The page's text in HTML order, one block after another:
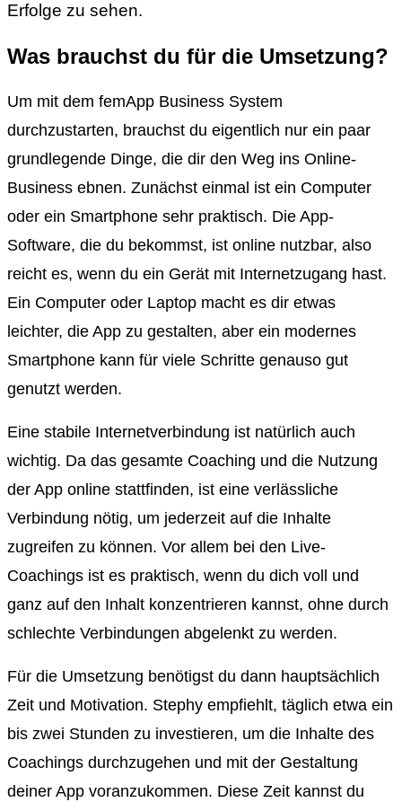
Erfolge zu sehen.
Was brauchst du für die Umsetzung?
Um mit dem femApp Business System
durchzustarten, brauchst du eigentlich nur ein paar
grundlegende Dinge, die dir den Weg ins Online-
Business ebnen. Zunächst einmal ist ein Computer
oder ein Smartphone sehr praktisch. Die App-
Software, die du bekommst, ist online nutzbar, also
reicht es, wenn du ein Gerät mit Internetzugang hast.
Ein Computer oder Laptop macht es dir etwas
leichter, die App zu gestalten, aber ein modernes
Smartphone kann für viele Schritte genauso gut
genutzt werden.
Eine stabile Internetverbindung ist natürlich auch
wichtig. Da das gesamte Coaching und die Nutzung
der App online stattfinden, ist eine verlässliche
Verbindung nötig, um jederzeit auf die Inhalte
zugreifen zu können. Vor allem bei den Live-
Coachings ist es praktisch, wenn du dich voll und
ganz auf den Inhalt konzentrieren kannst, ohne durch
schlechte Verbindungen abgelenkt zu werden.
Für die Umsetzung benötigst du dann hauptsächlich
Zeit und Motivation. Stephy empfiehlt, täglich etwa ein
bis zwei Stunden zu investieren, um die Inhalte des
Coachings durchzugehen und mit der Gestaltung
deiner App voranzukommen. Diese Zeit kannst du